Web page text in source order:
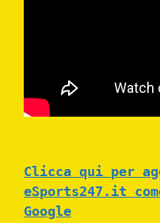
Clicca qui per
eSports247.it
Google